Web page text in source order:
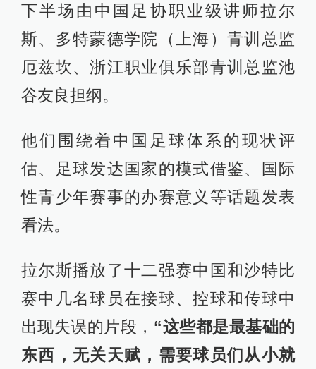
中国足协副主席高洪波。
“但现在通过测试发现，在这两个环节
上，别说和欧洲比较，在亚洲都是越
优势，那么我们的选材标准是不是有
问题？”
下半场由中国足协职业级讲师拉尔
厄兹坎、浙江职业俱乐部青训总监池
谷友良担纲。
他们围绕着中国足球体系的现状评